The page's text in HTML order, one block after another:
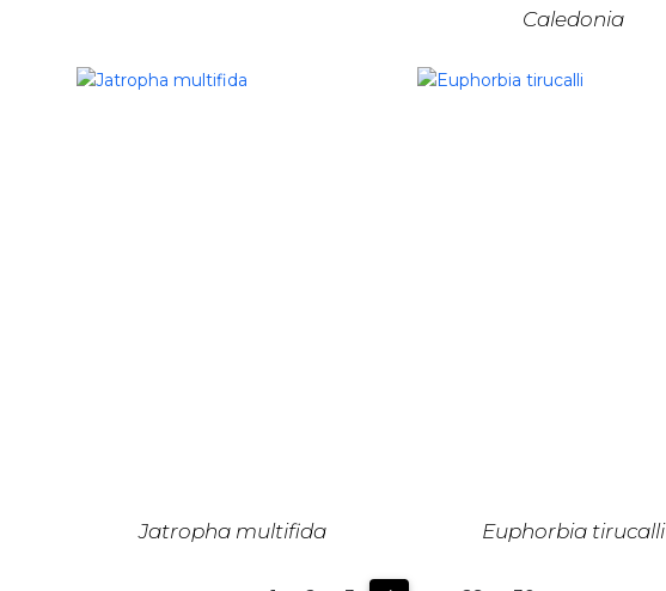
Caledonia
Jatropha multifida Euphorbia tirucalli